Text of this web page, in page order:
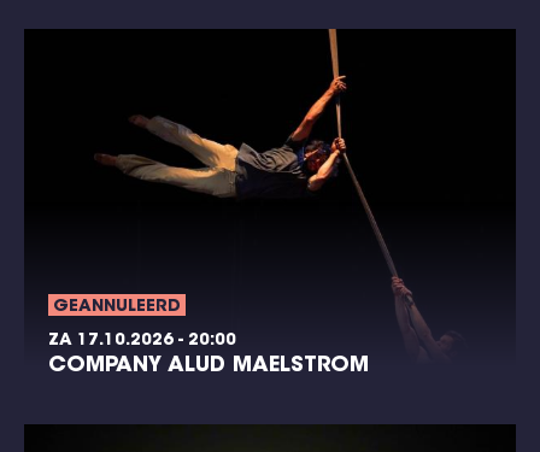
GEANNULEERD
ZA 17.10.2026 - 20:00
COMPANY ALUD MAELSTROM